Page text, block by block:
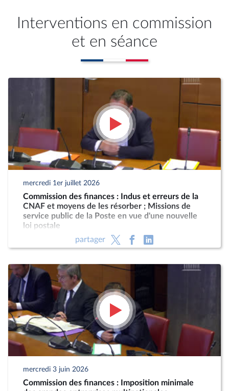
Interventions en commission
et en séance
mercredi 1er juillet 2026
Commission des finances : Indus et erreurs de la
CNAF et moyens de les résorber ; Missions de
service public de la Poste en vue d'une nouvelle
loi postale
partager
mercredi 3 juin 2026
Commission des finances : Imposition minimale